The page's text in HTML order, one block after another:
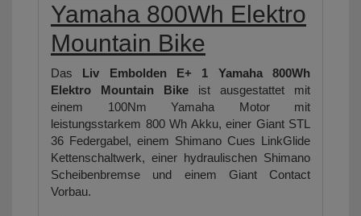
Yamaha 800Wh Elektro
Mountain Bike
Das Liv Embolden E+ 1 Yamaha 800Wh
Elektro Mountain Bike ist ausgestattet mit
einem 100Nm Yamaha Motor mit
leistungsstarkem 800 Wh Akku, einer Giant STL
36 Federgabel, einem Shimano Cues LinkGlide
Kettenschaltwerk, einer hydraulischen Shimano
Scheibenbremse und einem Giant Contact
Vorbau.